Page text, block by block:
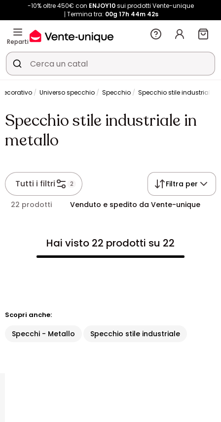
-10% oltre 450€ con ENJOY10sui prodotti Vente-unique
Termina tra: 00g 17h 44m 41s
Reparti
Universo specchio Specchio Specchio stile industriale
Specchio stile industriale in
metallo
Tutti i filtri 2 Filtra per
22 prodotti Venduto e spedito da Vente-unique
Hai visto 22 prodotti su 22
Scopri anche:
Specchi - Metallo Specchio stile industriale